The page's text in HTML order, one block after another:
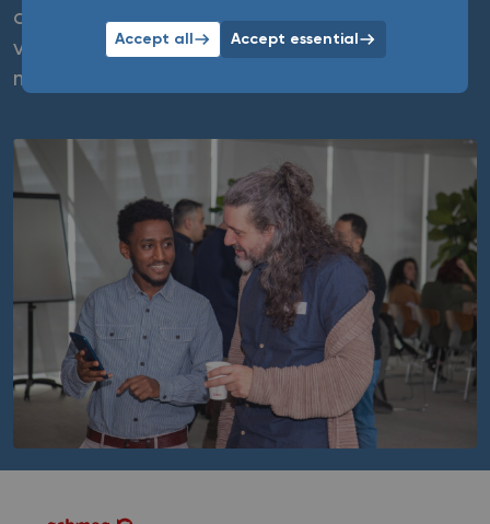
Accept all Accept essential
activiteiten verbinden we mensen met een
vluchtelingenachtergrond aan onze hiring
managers.